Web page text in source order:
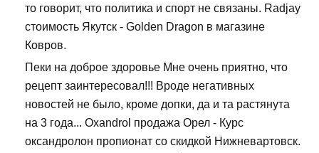
то говорит, что политика и спорт не связаны. Radjay
стоимость Якутск - Golden Dragon в магазине
Ковров.
Пеки на доброе здоровье Мне очень приятно, что
рецепт заинтересовал!!! Вроде негативных
новостей не было, кроме допки, да и та растянута
на 3 года... Oxandrol продажа Орел - Курс
оксандролон пропионат со скидкой Нижневартовск.